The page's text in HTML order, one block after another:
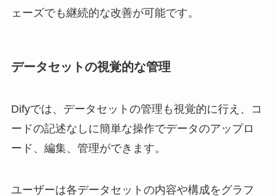
ェーズでも継続的な改善が可能です。
データセットの視覚的な管理
Difyでは、データセットの管理も視覚的に行え、コ
ードの記述なしに簡単な操作でデータのアップロ
ード、編集、管理ができます。
ユーザーは各データセットの内容や構成をグラフ